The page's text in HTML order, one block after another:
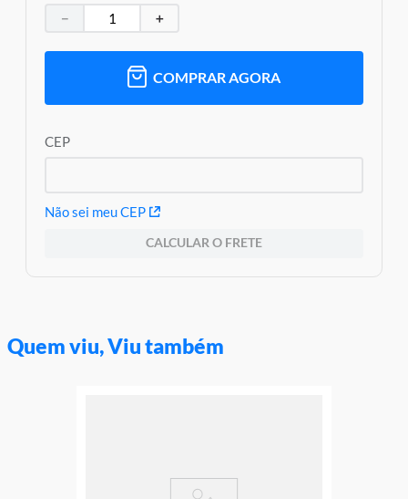
＋
－
COMPRAR AGORA
CEP
Não sei meu CEP
CALCULAR O FRETE
Quem viu, Viu também